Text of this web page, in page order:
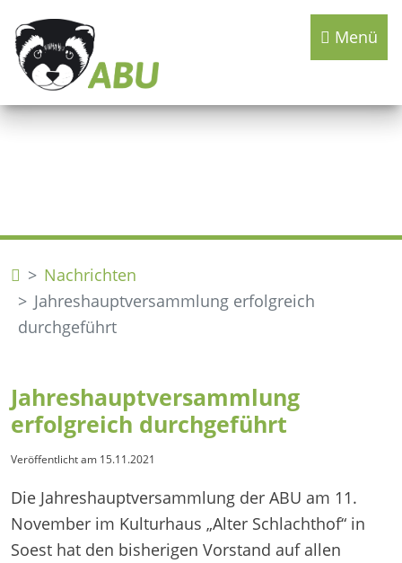
Menü
Nachrichten
Jahreshauptversammlung erfolgreich
durchgeführt
Jahreshauptversammlung
erfolgreich durchgeführt
Veröffentlicht am 15.11.2021
Die Jahreshauptversammlung der ABU am 11.
November im Kulturhaus „Alter Schlachthof“ in
Soest hat den bisherigen Vorstand auf allen